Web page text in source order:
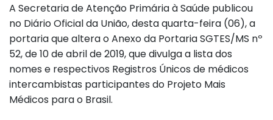
A Secretaria de Atenção Primária à Saúde publicou
no Diário Oficial da União, desta quarta-feira (06), a
portaria que altera o Anexo da Portaria SGTES/MS nº
52, de 10 de abril de 2019, que divulga a lista dos
nomes e respectivos Registros Únicos de médicos
intercambistas participantes do Projeto Mais
Médicos para o Brasil.